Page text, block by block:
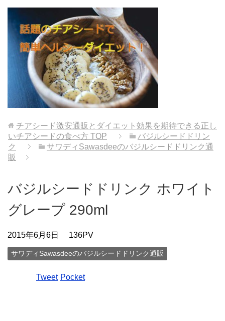
チアシード激安通販とダイエット効果を期待できる正し
いチアシードの食べ方 TOP
バジルシードドリン
ク
サワディSawasdeeのバジルシードドリンク通
販
バジルシードドリンク ホワイト
グレープ 290ml
2015年6月6日 136PV
サワディSawasdeeのバジルシードドリンク通販
Tweet Pocket